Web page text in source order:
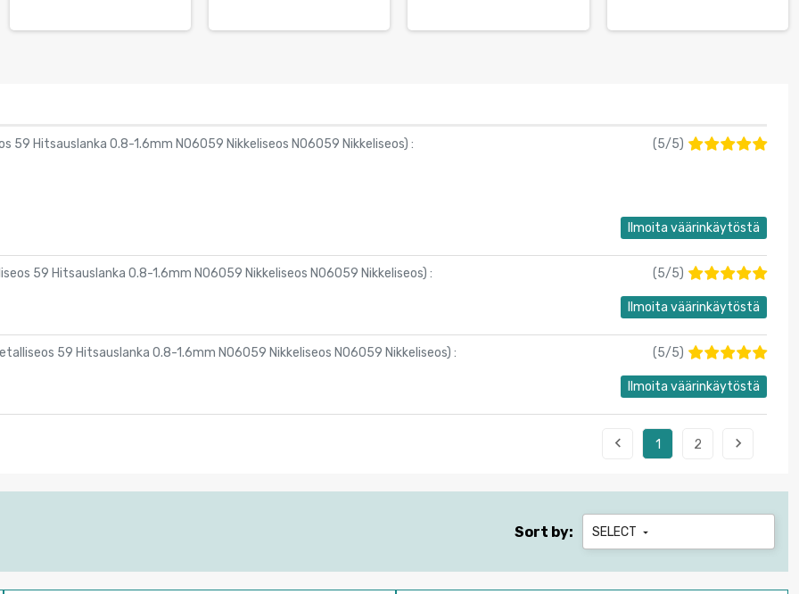
59 Hitsauslanka 0.8-1.6mm N06059 Nikkeliseos N06059 Nikkeliseos) : (5/5)
Ilmoita väärinkäytöstä
59 Hitsauslanka 0.8-1.6mm N06059 Nikkeliseos N06059 Nikkeliseos) : (5/5)
Ilmoita väärinkäytöstä
59 Hitsauslanka 0.8-1.6mm N06059 Nikkeliseos N06059 Nikkeliseos) : (5/5)
Ilmoita väärinkäytöstä
 1 2 
Sort by: SELECT 